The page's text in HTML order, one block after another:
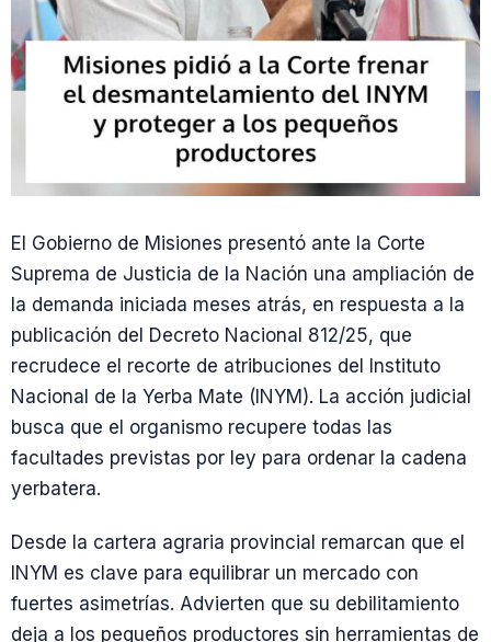
El Gobierno de Misiones presentó ante la Corte
Suprema de Justicia de la Nación una ampliación de
la demanda iniciada meses atrás, en respuesta a la
publicación del Decreto Nacional 812/25, que
recrudece el recorte de atribuciones del Instituto
Nacional de la Yerba Mate (INYM). La acción judicial
busca que el organismo recupere todas las
facultades previstas por ley para ordenar la cadena
yerbatera.
Desde la cartera agraria provincial remarcan que el
INYM es clave para equilibrar un mercado con
fuertes asimetrías. Advierten que su debilitamiento
deja a los pequeños productores sin herramientas de